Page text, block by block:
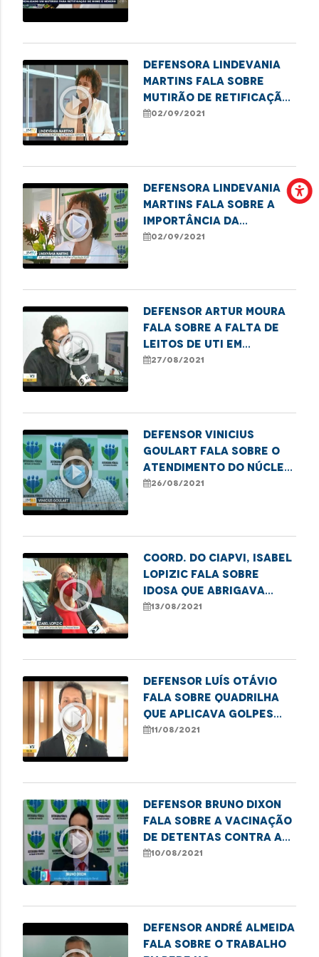
play_circle_outline
Defensora Lindevania
Martins fala sobre
mutirão de retificação
de nome social e
02/09/2021
play_circle_outline
Defensora Lindevania
Martins fala sobre a
importância da
retificação do nome
02/09/2021
play_circle_outline
Defensor Artur Moura
fala sobre a falta de
leitos de UTI em
Imperatriz
27/08/2021
play_circle_outline
Defensor Vinicius
Goulart fala sobre o
atendimento do Núcleo
da Saúde
26/08/2021
play_circle_outline
Coord. do CIAPVI, Isabel
Lopizic fala sobre
idosa que abrigava
cães e vivia em
13/08/2021
play_circle_outline
Defensor Luís Otávio
fala sobre quadrilha
que aplicava golpes
contra consumidores
11/08/2021
play_circle_outline
Defensor Bruno Dixon
fala sobre a vacinação
de detentas contra a
Covid-19 em São Luís
10/08/2021
Defensor André Almeida
fala sobre o trabalho